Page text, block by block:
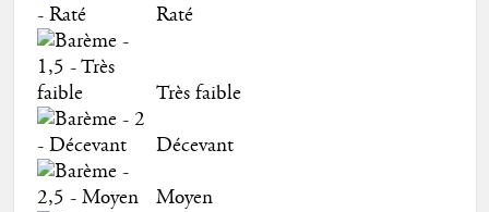
Raté
Très faible
Décevant
Moyen